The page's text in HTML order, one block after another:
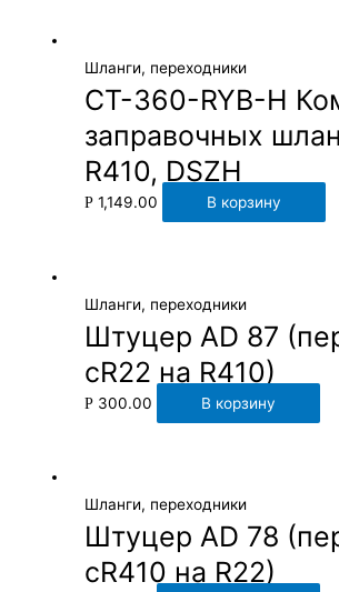
Шланги, переходники
CT-360-RYB-H
заправочных
R410, DSZH
Р1,149.00 В корзину
Шланги, переходники
Штуцер AD 87
сR22 на R410)
Р300.00 В корзину
Шланги, переходники
Штуцер AD 78
сR410 на R22)